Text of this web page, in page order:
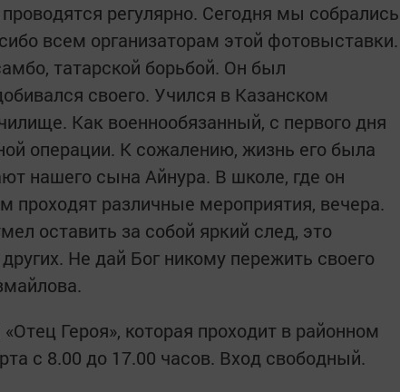
регулярно. Сегодня мы собрались
всем организаторам этой фотовыставки.
татарской борьбой. Он был
своего. Учился в Казанском
Как военнообязанный, с первого дня
операции. К сожалению, жизнь его была
нашего сына Айнура. В школе, где он
проходят различные мероприятия, вечера.
оставить за собой яркий след, это
Не дай Бог никому пережить своего
Героя», которая проходит в районном
с 8.00 до 17.00 часов. Вход свободный.